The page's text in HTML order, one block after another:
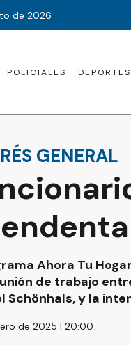
de 2026
POLICIALES DEPORTES
GENERAL
Ahora Tu
de trabajo
Schönhals, y la
de 2025 | 20:00